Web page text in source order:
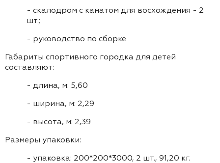
- скалодром с канатом для восхождения - 2
шт.;
- руководство по сборке
Габариты спортивного городка для детей
составляют:
- длина, м: 5,60
- ширина, м: 2,29
- высота, м: 2,39
Размеры упаковки:
- упаковка: 200*200*3000, 2 шт., 91,20 кг.